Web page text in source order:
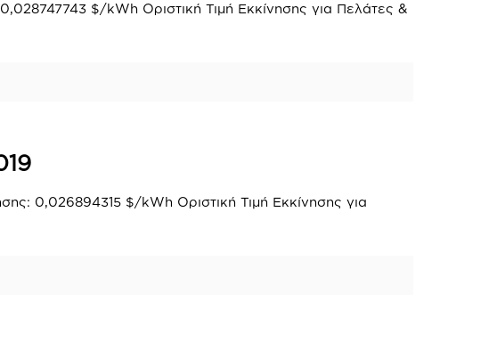
$/kWh Οριστική Τιμή Εκκίνησης για Πελάτες &
0,026894315 $/kWh Οριστική Τιμή Εκκίνησης για